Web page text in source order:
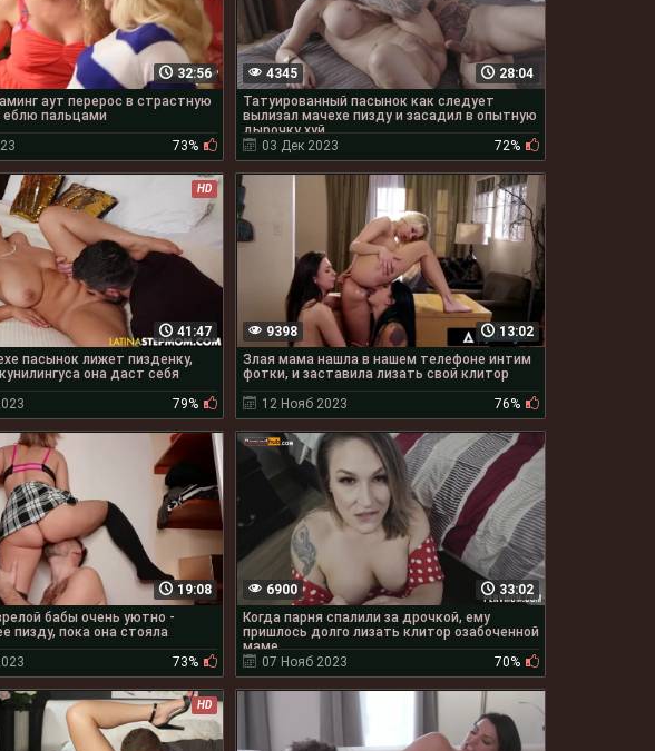
32:56
аут перерос в страстную
еблю пальцами
73%
28:04
4345
Татуированный пасынок как следует
вылизал мачехе пизду и засадил в опытную
дырочку хуй
03 Дек 2023
72%
HD
41:47
пасынок лижет пизденку,
она даст себя
79%
13:02
9398
Злая мама нашла в нашем телефоне интим
фотки, и заставила лизать свой клитор
12 Нояб 2023
76%
19:08
бабы очень уютно -
пизду, пока она стояла
73%
33:02
6900
Когда парня спалили за дрочкой, ему
пришлось долго лизать клитор озабоченной
маме
07 Нояб 2023
70%
HD